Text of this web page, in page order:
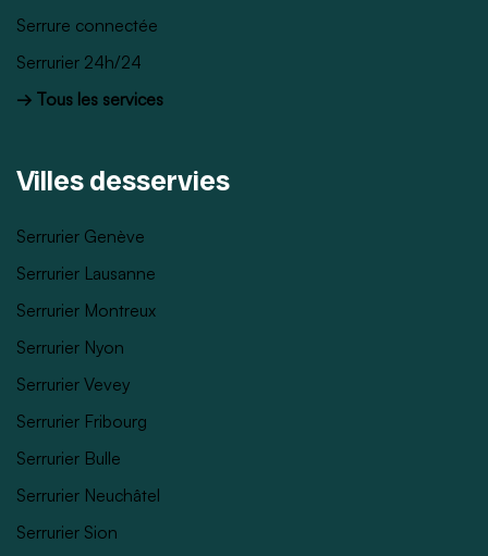
Serrure connectée
Serrurier 24h/24
→ Tous les services
Villes desservies
Serrurier Genève
Serrurier Lausanne
Serrurier Montreux
Serrurier Nyon
Serrurier Vevey
Serrurier Fribourg
Serrurier Bulle
Serrurier Neuchâtel
Serrurier Sion